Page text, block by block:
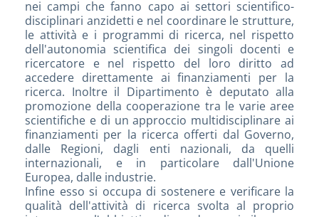
nei campi che fanno capo ai settori scientifico-
disciplinari anzidetti e nel coordinare le strutture,
le attività e i programmi di ricerca, nel rispetto
dell'autonomia scientifica dei singoli docenti e
ricercatore e nel rispetto del loro diritto ad
accedere direttamente ai finanziamenti per la
ricerca. Inoltre il Dipartimento è deputato alla
promozione della cooperazione tra le varie aree
scientifiche e di un approccio multidisciplinare ai
finanziamenti per la ricerca offerti dal Governo,
dalle Regioni, dagli enti nazionali, da quelli
internazionali, e in particolare dall'Unione
Europea, dalle industrie.
Infine esso si occupa di sostenere e verificare la
qualità dell'attività di ricerca svolta al proprio